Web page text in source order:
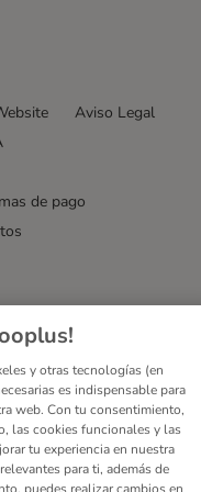
Aviso Legal
de pago
y otras tecnologías (en
es indispensable para
web. Con tu consentimiento,
las cookies funcionales y las
tu experiencia en nuestra
para ti, además de